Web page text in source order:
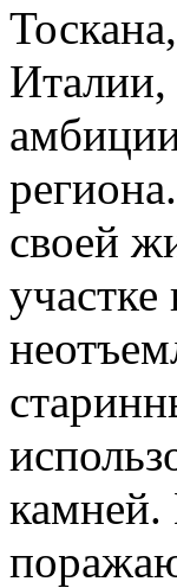
Италии,
своей
участке
камней.